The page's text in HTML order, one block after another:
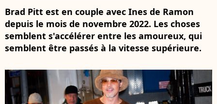
Brad Pitt est en couple avec Ines de Ramon
depuis le mois de novembre 2022. Les choses
semblent s'accélérer entre les amoureux, qui
semblent être passés à la vitesse supérieure.